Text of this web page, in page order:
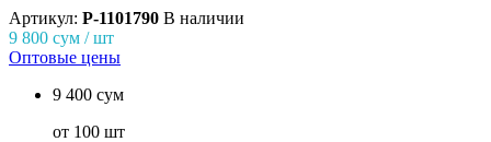
Артикул: P-1101790 В наличии
9 800 сум / шт
Оптовые цены
9 400 сум
от 100 шт